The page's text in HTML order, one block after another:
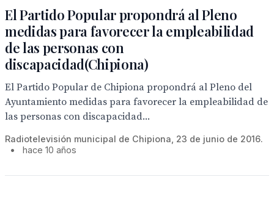
El Partido Popular propondrá al Pleno
medidas para favorecer la empleabilidad
de las personas con
discapacidad(Chipiona)
El Partido Popular de Chipiona propondrá al Pleno del
Ayuntamiento medidas para favorecer la empleabilidad de
las personas con discapacidad...
Radiotelevisión municipal de Chipiona, 23 de junio de 2016.
•
hace 10 años